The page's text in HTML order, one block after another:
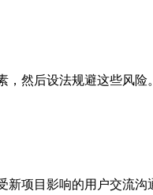
后设法规避这些风险
目影响的用户交流沟